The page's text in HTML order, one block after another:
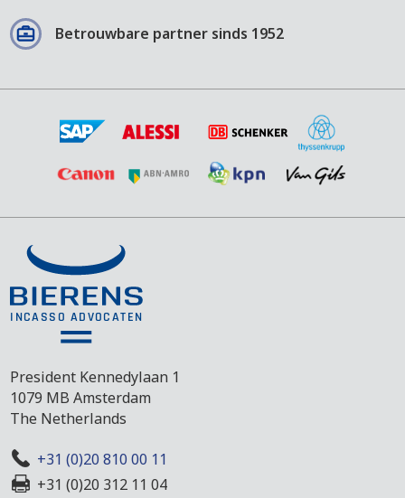
Betrouwbare partner sinds 1952
President Kennedylaan 1
1079 MB Amsterdam
The Netherlands
+31 (0)20 810 00 11
+31 (0)20 312 11 04